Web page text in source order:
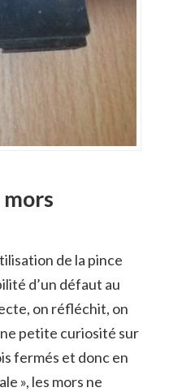
de la pince
d’un défaut au
on réfléchit, on
petite curiosité sur
fermés et donc en
», les mors ne